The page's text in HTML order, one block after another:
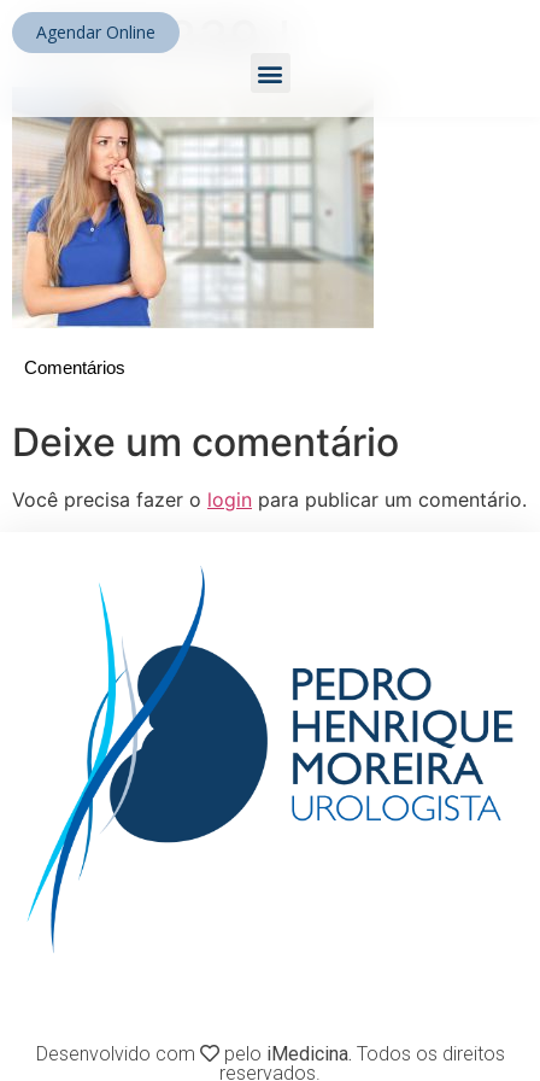
Agendar Online
41573339_l
Comentários
Deixe um comentário
Você precisa fazer o login para publicar um comentário.
Desenvolvido com pelo iMedicina. Todos os direitos
reservados.